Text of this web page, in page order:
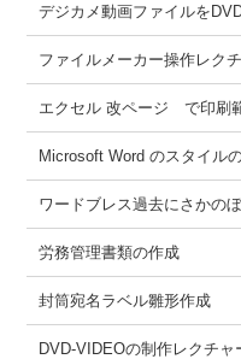
デジカメ動画ファイルを
ファイルメーカー操作レク
エクセル 改ページ で印刷
Microsoft Word のスタイル
ワードブレス過去にさかの
労務管理書類の作成
封筒宛名ラベル雛形作成
DVD-VIDEOの制作レクチャ